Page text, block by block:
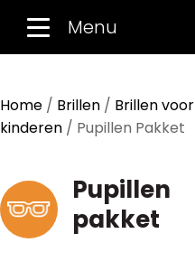
Menu
Home / Brillen / Brillen voor
kinderen / Pupillen Pakket
Pupillen
pakket